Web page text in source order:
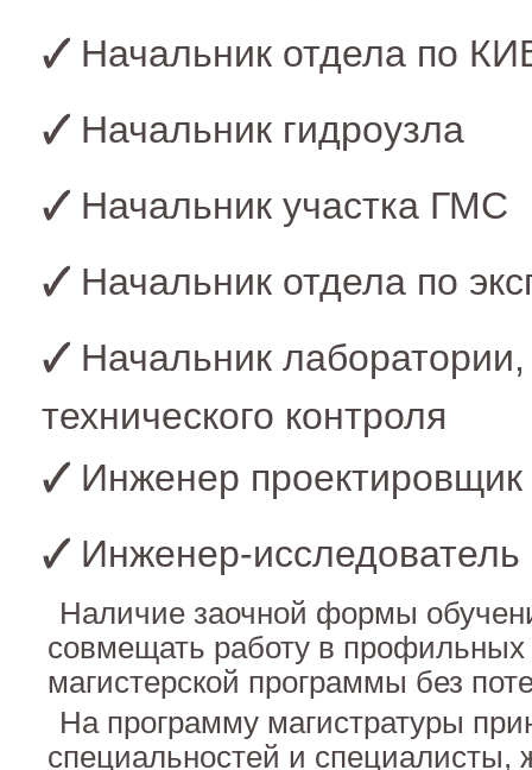
Начальник отдела по
Начальник гидроузла
Начальник участка ГМС
Начальник отдела по
Начальник
технического контроля
Инженер проектировщик
Инженер-исследователь
Наличие заочной формы
совмещать работу в профильных
магистерской программы без
На программу магистратуры
специальностей и